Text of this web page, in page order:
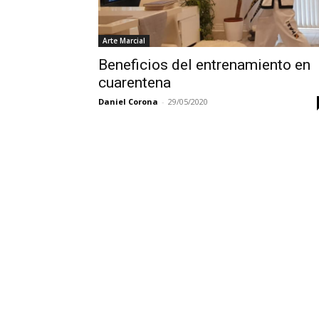
Arte Marcial
Beneficios del entrenamiento en
cuarentena
Daniel Corona - 29/05/2020